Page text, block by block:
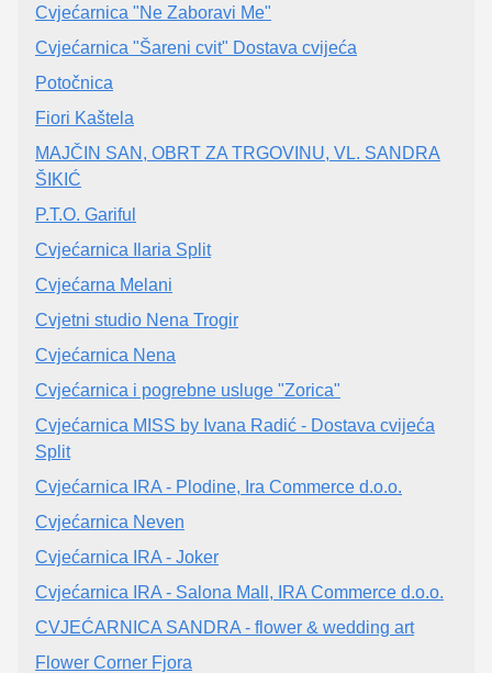
Cvjećarnica "Ne Zaboravi Me"
Cvjećarnica "Šareni cvit" Dostava cvijeća
Potočnica
Fiori Kaštela
MAJČIN SAN, OBRT ZA TRGOVINU, VL. SANDRA
ŠIKIĆ
P.T.O. Gariful
Cvjećarnica Ilaria Split
Cvjećarna Melani
Cvjetni studio Nena Trogir
Cvjećarnica Nena
Cvjećarnica i pogrebne usluge "Zorica"
Cvjećarnica MISS by Ivana Radić - Dostava cvijeća
Split
Cvjećarnica IRA - Plodine, Ira Commerce d.o.o.
Cvjećarnica Neven
Cvjećarnica IRA - Joker
Cvjećarnica IRA - Salona Mall, IRA Commerce d.o.o.
CVJEĆARNICA SANDRA - flower & wedding art
Flower Corner Fjora